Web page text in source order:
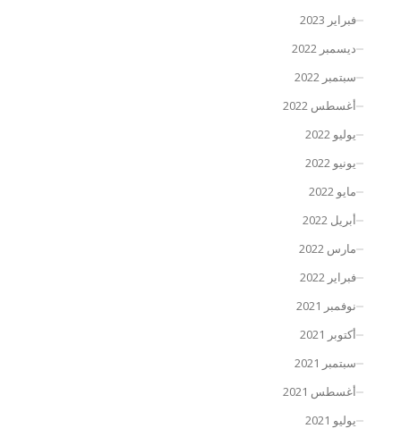
فبراير 2023
ديسمبر 2022
سبتمبر 2022
أغسطس 2022
يوليو 2022
يونيو 2022
مايو 2022
أبريل 2022
مارس 2022
فبراير 2022
نوفمبر 2021
أكتوبر 2021
سبتمبر 2021
أغسطس 2021
يوليو 2021